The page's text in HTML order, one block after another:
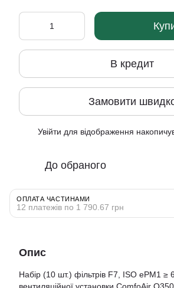
В кредит
Замовити
Увійти для відображення
До обраного
ОПЛАТА ЧАСТИНАМИ
12 платежів по 1 790.67 грн
Опис
Набір (10 шт.) фільтрів F7, ISO ePM1 ≥